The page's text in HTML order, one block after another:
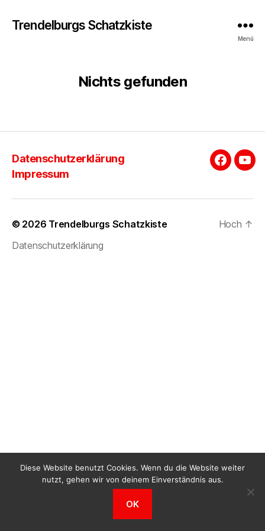
Trendelburgs Schatzkiste
Menü
Nichts gefunden
Datenschutzerklärung
Impressum
© 2026 Trendelburgs Schatzkiste
Datenschutzerklärung
Hoch ↑
Diese Website benutzt Cookies. Wenn du die Website weiter
nutzt, gehen wir von deinem Einverständnis aus.
OK